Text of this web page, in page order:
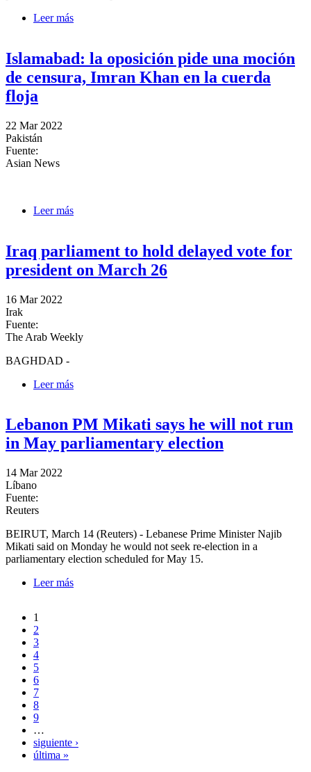
Leer más
Islamabad: la oposición pide una moción
de censura, Imran Khan en la cuerda
floja
22 Mar 2022
Pakistán
Fuente:
Asian News
Leer más
Iraq parliament to hold delayed vote for
president on March 26
16 Mar 2022
Irak
Fuente:
The Arab Weekly
BAGHDAD -
Leer más
Lebanon PM Mikati says he will not run
in May parliamentary election
14 Mar 2022
Líbano
Fuente:
Reuters
BEIRUT, March 14 (Reuters) - Lebanese Prime Minister Najib
Mikati said on Monday he would not seek re-election in a
parliamentary election scheduled for May 15.
Leer más
Páginas
1
2
3
4
5
6
7
8
9
…
siguiente ›
última »